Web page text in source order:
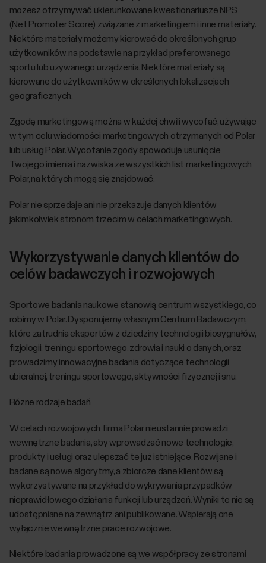
możesz otrzymywać ukierunkowane kwestionariusze NPS
(Net Promoter Score) związane z marketingiem i inne materiały.
Niektóre materiały możemy kierować do określonych grup
użytkowników, na podstawie na przykład preferowanego
sportu lub używanego urządzenia. Niektóre materiały są
kierowane do użytkowników w określonych lokalizacjach
geograficznych.
Zgodę marketingową można w każdej chwili wycofać, używając
w tym celu wiadomości marketingowych otrzymanych od Polar
lub usług Polar. Wycofanie zgody spowoduje usunięcie
Twojego imienia i nazwiska ze wszystkich list marketingowych
Polar, na których mogą się znajdować.
Polar nie sprzedaje ani nie przekazuje danych klientów
jakimkolwiek stronom trzecim w celach marketingowych.
Wykorzystywanie danych klientów do
celów badawczych i rozwojowych
Sportowe badania naukowe stanowią centrum wszystkiego, co
robimy w Polar. Dysponujemy własnym Centrum Badawczym,
które zatrudnia ekspertów z dziedziny technologii biosygnałów,
fizjologii, treningu sportowego, zdrowia i nauki o danych, oraz
prowadzimy innowacyjne badania dotyczące technologii
ubieralnej, treningu sportowego, aktywności fizycznej i snu.
Różne rodzaje badań
W celach rozwojowych firma Polar nieustannie prowadzi
wewnętrzne badania, aby wprowadzać nowe technologie,
produkty i usługi oraz ulepszać te już istniejące. Rozwijane i
badane są nowe algorytmy, a zbiorcze dane klientów są
wykorzystywane na przykład do wykrywania przypadków
nieprawidłowego działania funkcji lub urządzeń. Wyniki te nie są
udostępniane na zewnątrz ani publikowane. Wspierają one
wyłącznie wewnętrzne prace rozwojowe.
Niektóre badania prowadzone są we współpracy ze stronami